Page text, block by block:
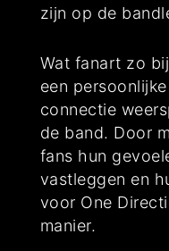
zijn op de
Wat fanart zo
een
connectie
de band. Door
fans hun
vastleggen en
voor One
manier.